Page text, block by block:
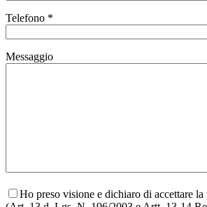
Telefono *
Messaggio
Ho preso visione e dichiaro di accettare